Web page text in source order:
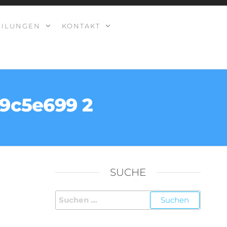
KONTAKT
2
SUCHE